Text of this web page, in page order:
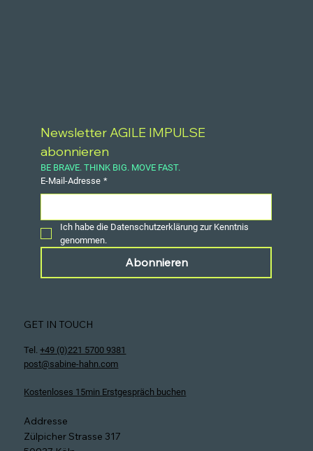
Newsletter AGILE IMPULSE
abonnieren
BE BRAVE. THINK BIG. MOVE FAST.
E-Mail-Adresse *
Ich habe die Datenschutzerklärung zur Kenntnis
genommen.
Abonnieren
GET IN TOUCH
Tel.+49 (0)221 5700 9381
post@sabine-hahn.com
Kostenloses 15min Erstgespräch buchen
Addresse
Zülpicher Strasse 317